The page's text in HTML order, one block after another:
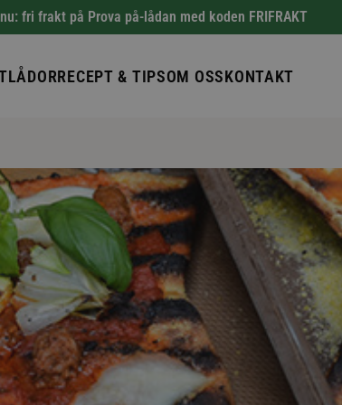
fri frakt på Prova på-lådan med koden FRIFRAKT
RECEPT & TIPSOM OSSKONTAKT